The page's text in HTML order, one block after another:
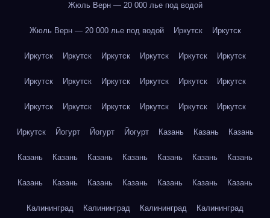
Жюль Верн — 20 000 лье под водой
Жюль Верн — 20 000 лье под водой Иркутск Иркутск
Иркутск Иркутск Иркутск Иркутск Иркутск Иркутск
Иркутск Иркутск Иркутск Иркутск Иркутск Иркутск
Иркутск Иркутск Иркутск Иркутск Иркутск Иркутск
Иркутск Йогурт Йогурт Йогурт Казань Казань Казань
Казань Казань Казань Казань Казань Казань Казань
Казань Казань Казань Казань Казань Казань Казань
Калининград Калининград Калининград Калининград